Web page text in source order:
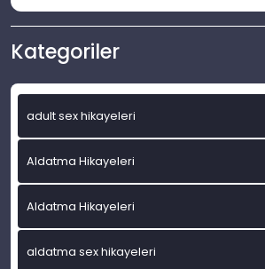
Kategoriler
adult sex hikayeleri
Aldatma Hikayeleri
Aldatma Hikayeleri
aldatma sex hikayeleri